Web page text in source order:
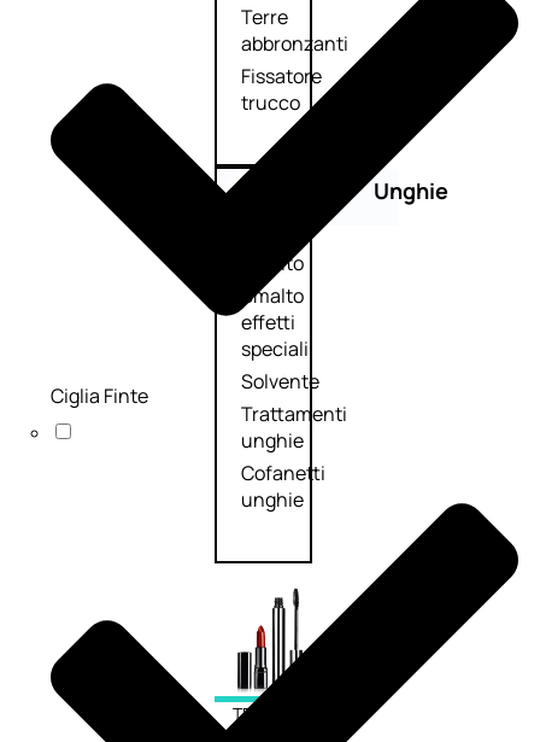
Terre
abbronzanti
Fissatore
trucco
Unghie
Smalto
Smalto
effetti
speciali
Solvente
Trattamenti
unghie
Cofanetti
unghie
TRATTAMENTI
Ciglia Finte